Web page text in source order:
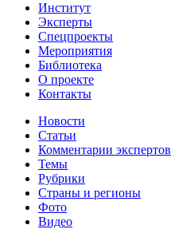
Институт
Эксперты
Спецпроекты
Мероприятия
Библиотека
О проекте
Контакты
Новости
Статьи
Комментарии экспертов
Темы
Рубрики
Страны и регионы
Фото
Видео